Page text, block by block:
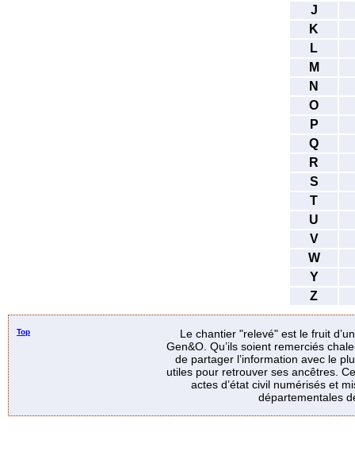
J
K
L
M
N
O
P
Q
R
S
T
U
V
W
Y
Z
Top
Le chantier "relevé" est le fruit
Gen&O. Qu’ils soient remerciés
de partager l’information avec le
utiles pour retrouver ses ancêtres.
actes d’état civil numérisés et
départementales